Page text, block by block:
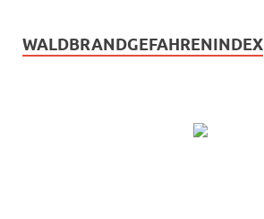
WALDBRANDGEFAHRENINDEX